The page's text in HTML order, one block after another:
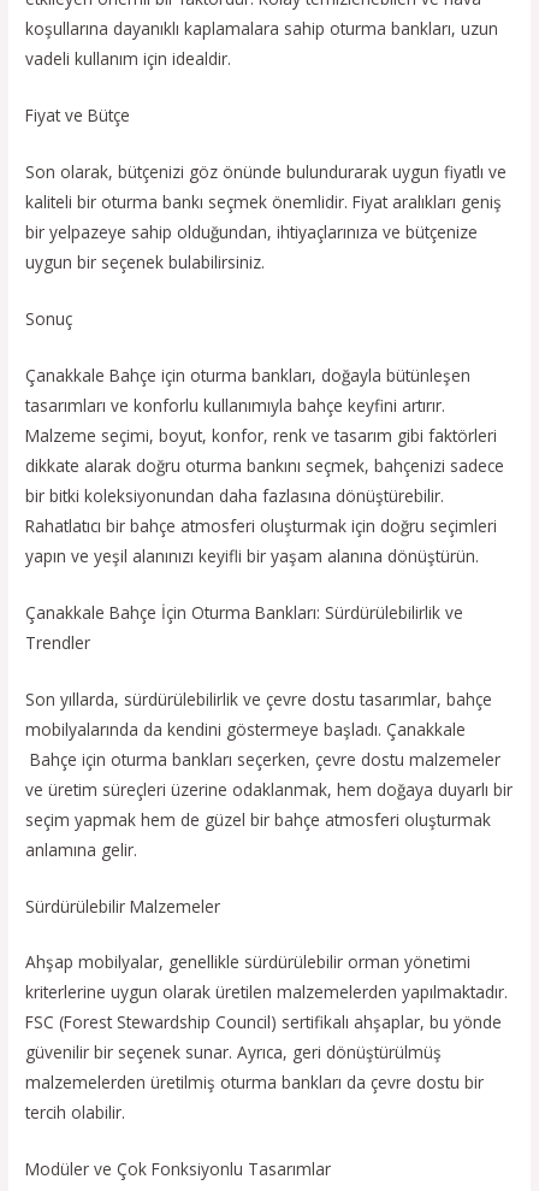
koşullarına dayanıklı kaplamalara sahip oturma bankları, uzun
vadeli kullanım için idealdir.
Fiyat ve Bütçe
Son olarak, bütçenizi göz önünde bulundurarak uygun fiyatlı ve
kaliteli bir oturma bankı seçmek önemlidir. Fiyat aralıkları geniş
bir yelpazeye sahip olduğundan, ihtiyaçlarınıza ve bütçenize
uygun bir seçenek bulabilirsiniz.
Sonuç
Çanakkale Bahçe için oturma bankları, doğayla bütünleşen
tasarımları ve konforlu kullanımıyla bahçe keyfini artırır.
Malzeme seçimi, boyut, konfor, renk ve tasarım gibi faktörleri
dikkate alarak doğru oturma bankını seçmek, bahçenizi sadece
bir bitki koleksiyonundan daha fazlasına dönüştürebilir.
Rahatlatıcı bir bahçe atmosferi oluşturmak için doğru seçimleri
yapın ve yeşil alanınızı keyifli bir yaşam alanına dönüştürün.
Çanakkale Bahçe İçin Oturma Bankları: Sürdürülebilirlik ve
Trendler
Son yıllarda, sürdürülebilirlik ve çevre dostu tasarımlar, bahçe
mobilyalarında da kendini göstermeye başladı. Çanakkale
Bahçe için oturma bankları seçerken, çevre dostu malzemeler
ve üretim süreçleri üzerine odaklanmak, hem doğaya duyarlı bir
seçim yapmak hem de güzel bir bahçe atmosferi oluşturmak
anlamına gelir.
Sürdürülebilir Malzemeler
Ahşap mobilyalar, genellikle sürdürülebilir orman yönetimi
kriterlerine uygun olarak üretilen malzemelerden yapılmaktadır.
FSC (Forest Stewardship Council) sertifikalı ahşaplar, bu yönde
güvenilir bir seçenek sunar. Ayrıca, geri dönüştürülmüş
malzemelerden üretilmiş oturma bankları da çevre dostu bir
tercih olabilir.
Modüler ve Çok Fonksiyonlu Tasarımlar